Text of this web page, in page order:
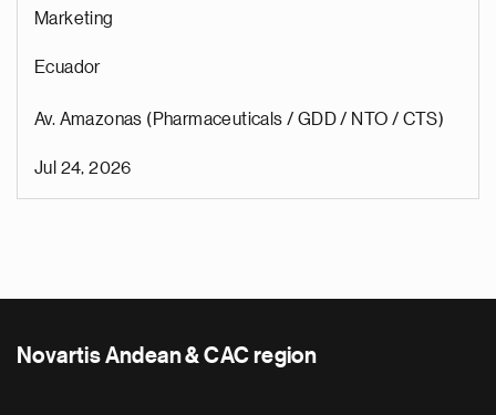
Marketing
Ecuador
Av. Amazonas (Pharmaceuticals / GDD / NTO / CTS)
Jul 24, 2026
Novartis Andean & CAC region